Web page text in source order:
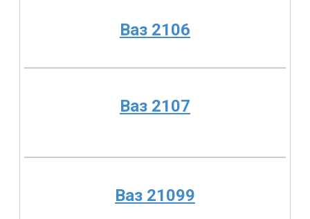
Ваз 2106
Ваз 2107
Ваз 21099